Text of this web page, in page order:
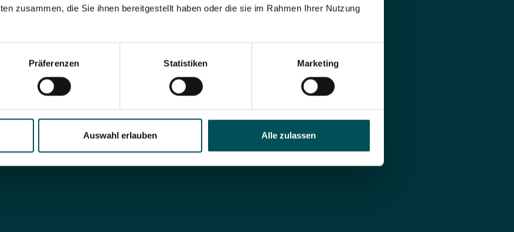
zusammen, die Sie ihnen bereitgestellt haben oder die sie im Rahmen Ihrer Nutzung
Präferenzen Statistiken Marketing
Auswahl erlauben Alle zulassen
add contact call